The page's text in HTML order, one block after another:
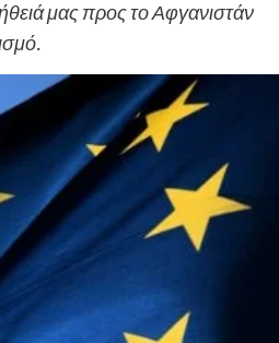
μας προς το Αφγανιστάν